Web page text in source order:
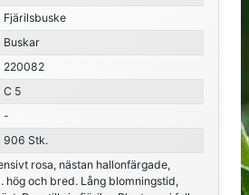
Fjärilsbuske
Buskar
220082
C 5
-
906 Stk.
rosa, nästan hallonfärgade,
hög och bred. Lång blomningstid,